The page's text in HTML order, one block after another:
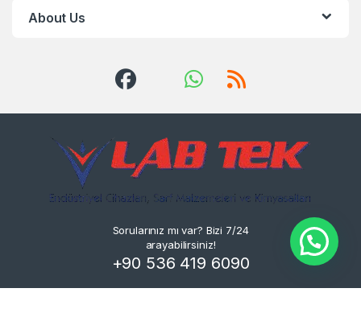
About Us
Sorularınız mı var? Bizi 7/24
arayabilirsiniz!
+90 536 419 6090